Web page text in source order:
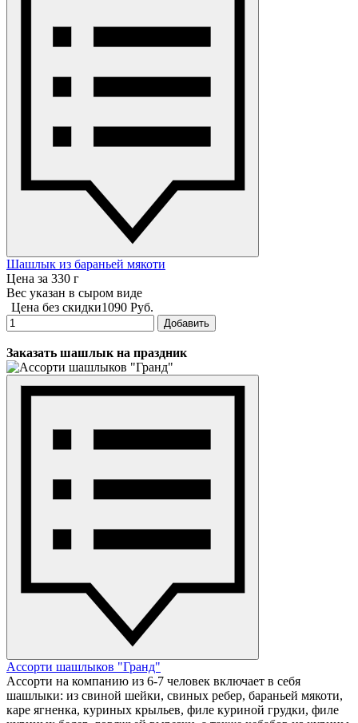
Шашлык из бараньей мякоти
Цена за 330 г
Вес указан в сыром виде
Цена без скидки1090 Руб.
Добавить
Заказать шашлык на праздник
Ассорти шашлыков "Гранд"
Ассорти на компанию из 6-7 человек включает в себя
шашлыки: из свиной шейки, свиных ребер, бараньей мякоти,
каре ягненка, куриных крыльев, филе куриной грудки, филе